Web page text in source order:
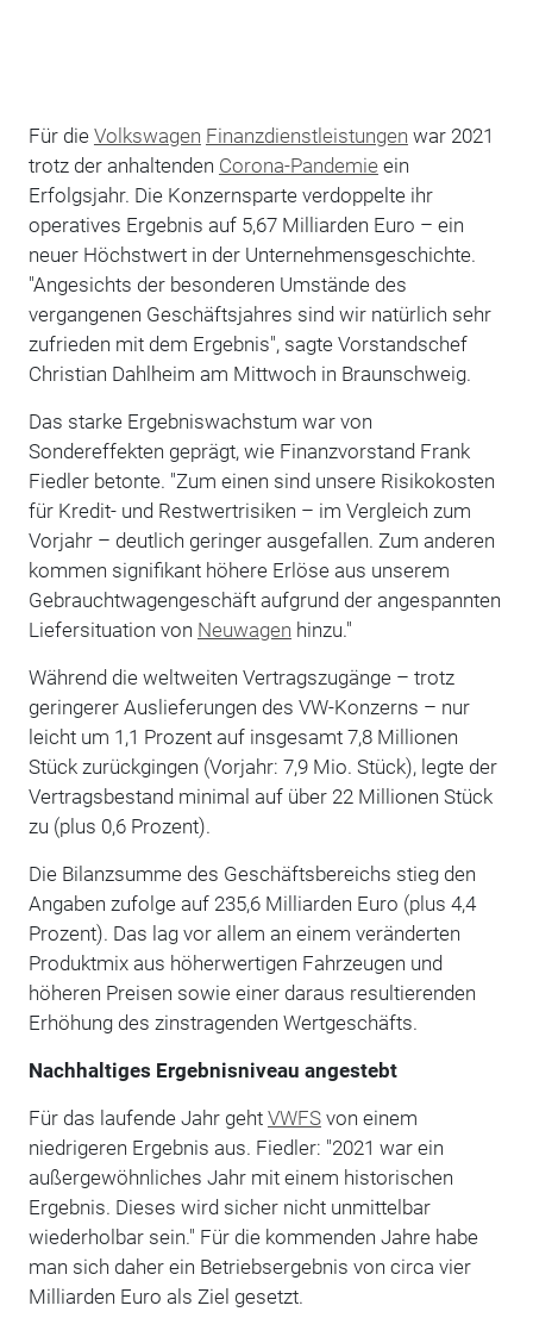
Für die Volkswagen Finanzdienstleistungen war 2021
trotz der anhaltenden Corona-Pandemie ein
Erfolgsjahr. Die Konzernsparte verdoppelte ihr
operatives Ergebnis auf 5,67 Milliarden Euro – ein
neuer Höchstwert in der Unternehmensgeschichte.
"Angesichts der besonderen Umstände des
vergangenen Geschäftsjahres sind wir natürlich sehr
zufrieden mit dem Ergebnis", sagte Vorstandschef
Christian Dahlheim am Mittwoch in Braunschweig.
Das starke Ergebniswachstum war von
Sondereffekten geprägt, wie Finanzvorstand Frank
Fiedler betonte. "Zum einen sind unsere Risikokosten
für Kredit- und Restwertrisiken – im Vergleich zum
Vorjahr – deutlich geringer ausgefallen. Zum anderen
kommen signifikant höhere Erlöse aus unserem
Gebrauchtwagengeschäft aufgrund der angespannten
Liefersituation von Neuwagen hinzu."
Während die weltweiten Vertragszugänge – trotz
geringerer Auslieferungen des VW-Konzerns – nur
leicht um 1,1 Prozent auf insgesamt 7,8 Millionen
Stück zurückgingen (Vorjahr: 7,9 Mio. Stück), legte der
Vertragsbestand minimal auf über 22 Millionen Stück
zu (plus 0,6 Prozent).
Die Bilanzsumme des Geschäftsbereichs stieg den
Angaben zufolge auf 235,6 Milliarden Euro (plus 4,4
Prozent). Das lag vor allem an einem veränderten
Produktmix aus höherwertigen Fahrzeugen und
höheren Preisen sowie einer daraus resultierenden
Erhöhung des zinstragenden Wertgeschäfts.
Nachhaltiges Ergebnisniveau angestebt
Für das laufende Jahr geht VWFSvon einem
niedrigeren Ergebnis aus. Fiedler: "2021 war ein
außergewöhnliches Jahr mit einem historischen
Ergebnis. Dieses wird sicher nicht unmittelbar
wiederholbar sein." Für die kommenden Jahre habe
man sich daher ein Betriebsergebnis von circa vier
Milliarden Euro als Ziel gesetzt.